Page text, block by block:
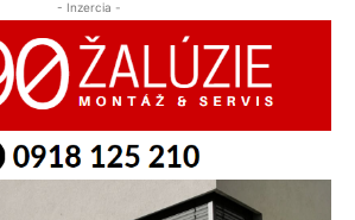
- Inzercia -